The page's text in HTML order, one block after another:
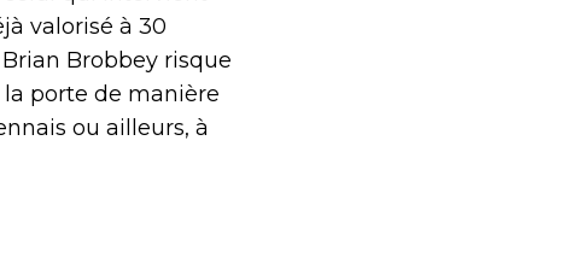
valorisé à 30
Brobbey risque
porte de manière
ou ailleurs, à